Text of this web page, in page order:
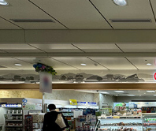
駅から探す(店
モバイルオー
駅ナカみやげやこだわりの
どを取り揃えたサイトです。
JR東海MARKET
楽天市場
クレジ